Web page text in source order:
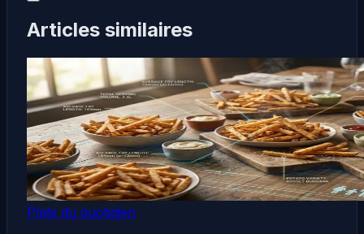
Articles similaires
Plats du quotidien